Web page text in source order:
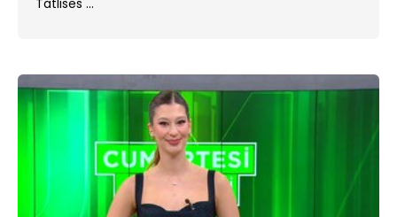
Tatlıses ...